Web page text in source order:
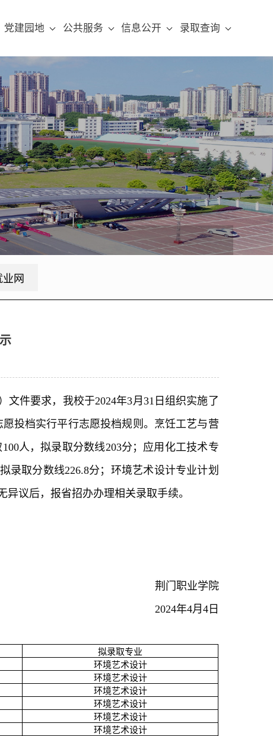
党建园地 公共服务 信息公开 录取查询
业网
件要求，我校于2024年3月31日组织实施了
投档实行平行志愿投档规则。烹饪工艺与营
人，拟录取分数线203分；应用化工技术专
录取分数线226.8分；环境艺术设计专业计划
议后，报省招办办理相关录取手续。
荆门职业学院
2024年4月4日
拟录取专业
环境艺术设计
环境艺术设计
环境艺术设计
环境艺术设计
环境艺术设计
环境艺术设计